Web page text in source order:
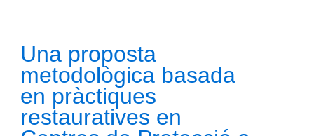
Una proposta
metodològica basada
en pràctiques
restauratives en